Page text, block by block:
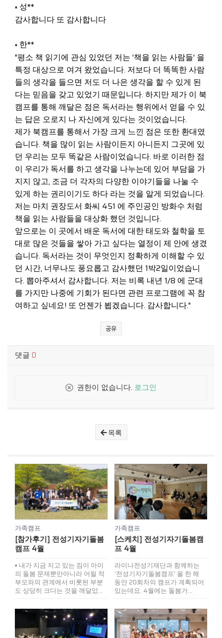
▪ 성**
감사합니다 또 감사합니다
▪ 한**
"평소 책 읽기에 관심 있었던 저는 '책을 읽는 사람들' 을
특정 대상으로 여겨 왔었습니다. 저보다 더 똑똑한 사람
들의 생각을 들으면 저도 더 나은 생각을 할 수 있게 된
다는 믿음을 갖고 있었기 때문입니다. 하지만 제가 이 북
캠프를 통해 깨달은 점은 독서라는 행위에서 얻을 수 있
는 답은 오로지 나 자신에게 있다는 것이었습니다.
제가 북캠프를 통해서 가장 크게 느낀 점은 또한 환대였
습니다. 책을 많이 읽는 사람이든지 아니든지 그곳에 있
던 우리는 모두 똑같은 사람이었습니다. 바로 이러한 점
이 우리가 독서를 하고 생각을 나누는데 있어 부담을 가
지지 않고, 조금 더 각자의 다양한 이야기들을 나눌 수
있게 하는 권리이기도 하다 라는 것을 알게 되었습니다.
저는 마치 권장도서 화씨 451 에 주인공인 방화수 처럼
책을 읽는 사람들을 대상화 했던 것입니다.
앞으로는 이 곳에서 배운 독서에 대한 태도와 철학을 토
대로 많은 것들을 쌓아 가고 싶다는 열정이 제 안에 생겼
습니다. 독서라는 것이 무엇인지 정확하게 이해할 수 있
던 시간, 너무나도 풍요롭고 감사했던 1박2일이었습니
다. 뽑아주셔서 감사합니다. 저는 비록 내년 1/8 에 군대
를 가지만 나중에 기회가 된다면 관련 프로그램에 꼭 참
여하고 싶네요! 또 언젠가 뵙겠습니다. 감사합니다."
공유
댓글 0
권한이 없습니다. 로그인
목록
가족캠프
[참가후기] 전성기자기돌봄
캠프 4월
▪ 내가 지금 지고 있는 짐이 아이
의 돌봄 문제뿐만아니라 어릴 적
부모와의 관계에서 비롯된 부분
도 상당히 크다는 것을 깨달았...
가족캠프
[스케치] 전성기자기돌봄캠
프 4월
라이나전성기재단과 함께하는
'전성기자기돌봄캠프' 올 한 해
동안 20회차의 캠프가 계획되어
있는데요. 4월에는 돌봄가...